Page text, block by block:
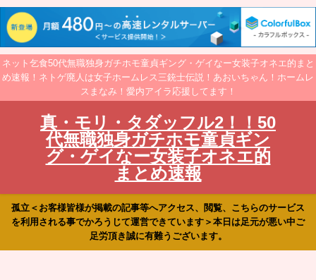
ネット乞食50代無職独身ガチホモ童貞ギング・ゲイなー女装子オネエ的まと
め速報！ネトゲ廃人は女子ホームレス三銃士伝説！あおいちゃん！ホームレ
スまなみ！愛内アイラ応援してます！
真・モリ・タダッフル2！！50
代無職独身ガチホモ童貞ギン
グ・ゲイなー女装子オネエ的
まとめ速報
孤立＜お客様皆様が掲載の記事等へアクセス、閲覧、こちらのサービス
を利用される事でかろうじて運営できています＞本日は足元が悪い中ご
足労頂き誠に有難うございます。